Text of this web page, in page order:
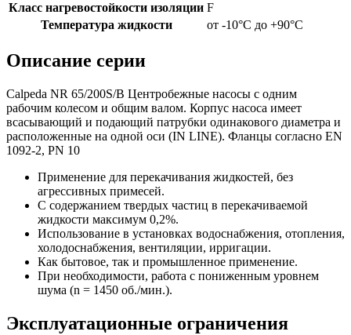
Класс нагревостойкости изоляции F
Температура жидкости
от -10°C до +90°C
Описание серии
Calpeda NR 65/200S/B Центробежные насосы с одним
рабочим колесом и общим валом. Корпус насоса имеет
всасывающий и подающий патрубки одинакового диаметра и
расположенные на одной оси (IN LINE). Фланцы согласно EN
1092-2, PN 10
Применение для перекачивания жидкостей, без
агрессивных примесей.
С содержанием твердых частиц в перекачиваемой
жидкости максимум 0,2%.
Использование в установках водоснабжения, отопления,
холодоснабжения, вентиляции, ирригации.
Как бытовое, так и промышленное применение.
При необходимости, работа с пониженным уровнем
шума (n = 1450 об./мин.).
Эксплуатационные ограничения